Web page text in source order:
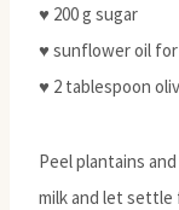
♥ 200 g sugar
♥ sunflower oil
♥ 2 tablespoon
Peel plantains
milk and let settle